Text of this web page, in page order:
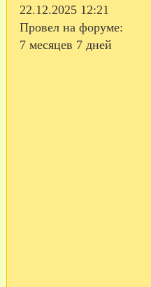
22.12.2025 12:21
Провел на форуме:
7 месяцев 7 дней